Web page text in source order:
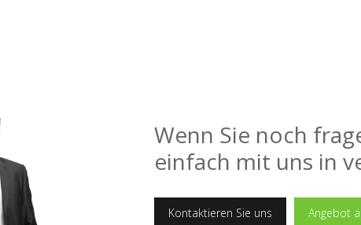
Wenn Sie noch
einfach mit uns in
Kontaktieren Sie uns Angebot